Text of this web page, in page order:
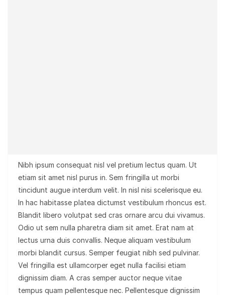
Nibh ipsum consequat nisl vel pretium lectus quam. Ut
etiam sit amet nisl purus in. Sem fringilla ut morbi
tincidunt augue interdum velit. In nisl nisi scelerisque eu.
In hac habitasse platea dictumst vestibulum rhoncus est.
Blandit libero volutpat sed cras ornare arcu dui vivamus.
Odio ut sem nulla pharetra diam sit amet. Erat nam at
lectus urna duis convallis. Neque aliquam vestibulum
morbi blandit cursus. Semper feugiat nibh sed pulvinar.
Vel fringilla est ullamcorper eget nulla facilisi etiam
dignissim diam. A cras semper auctor neque vitae
tempus quam pellentesque nec. Pellentesque dignissim